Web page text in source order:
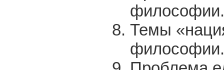
философии.
Темы
философии.